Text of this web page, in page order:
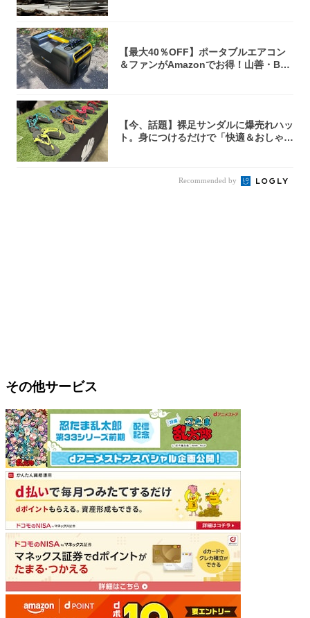
【最大40％OFF】ポータブルエアコン
＆ファンがAmazonでお得！山善・Bo
【今、話題】裸足サンダルに爆売れハッ
ト。身につけるだけで「快適＆おしゃ
Recommended by
その他サービス